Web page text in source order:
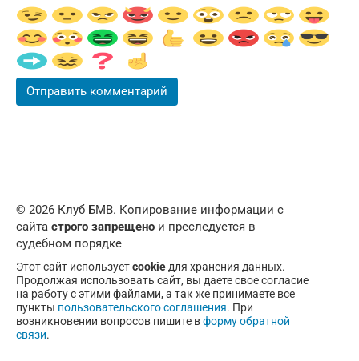
© 2026 Клуб БМВ. Копирование информации с
сайта строго запрещено и преследуется в
судебном порядке
Этот сайт используетcookie для хранения данных.
Продолжая использовать сайт, вы даете свое согласие
на работу с этими файлами, а так же принимаете все
пункты пользовательского соглашения. При
возникновении вопросов пишите вформу обратной
связи.